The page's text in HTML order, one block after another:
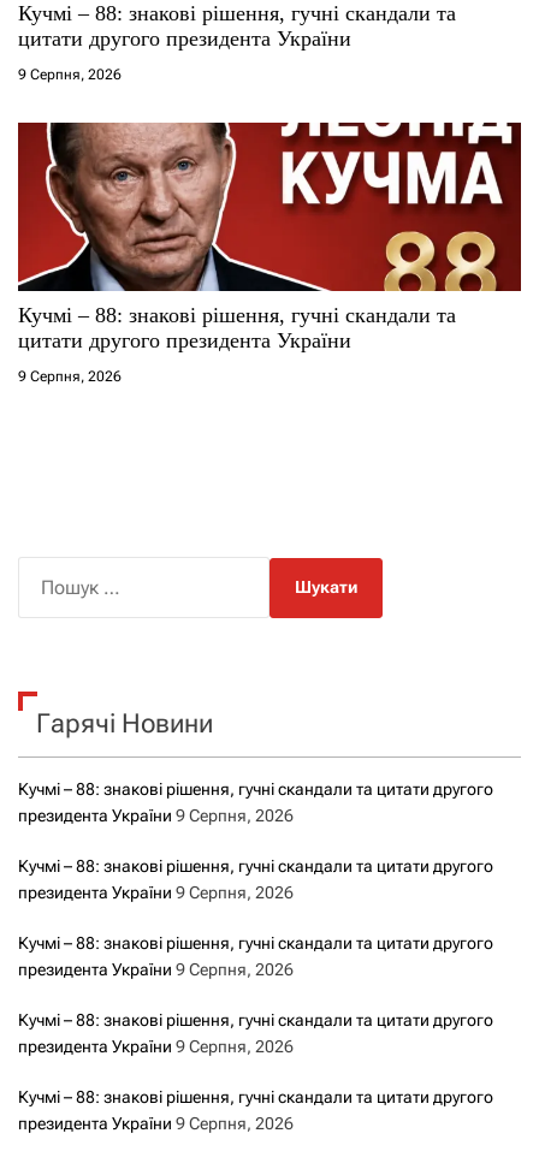
Кучмі – 88: знакові рішення, гучні скандали та
цитати другого президента України
9 Серпня, 2026
Кучмі – 88: знакові рішення, гучні скандали та
цитати другого президента України
9 Серпня, 2026
к
Гарячі Новини
Кучмі – 88: знакові рішення, гучні скандали та цитати другого
президента України 9 Серпня, 2026
Кучмі – 88: знакові рішення, гучні скандали та цитати другого
президента України 9 Серпня, 2026
Кучмі – 88: знакові рішення, гучні скандали та цитати другого
президента України 9 Серпня, 2026
Кучмі – 88: знакові рішення, гучні скандали та цитати другого
президента України 9 Серпня, 2026
Кучмі – 88: знакові рішення, гучні скандали та цитати другого
президента України 9 Серпня, 2026